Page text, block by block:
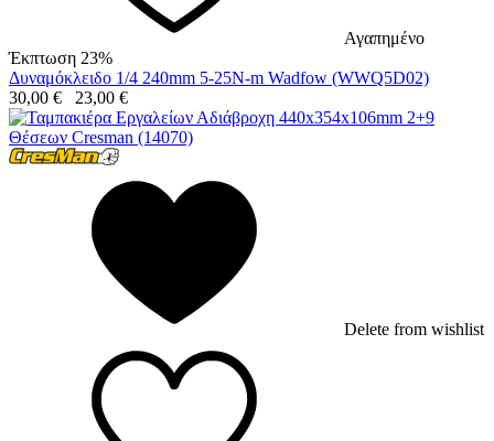
Αγαπημένο
Έκπτωση 23%
Δυναμόκλειδο 1/4 240mm 5-25N-m Wadfow (WWQ5D02)
30,00 € 23,00 €
Delete from wishlist